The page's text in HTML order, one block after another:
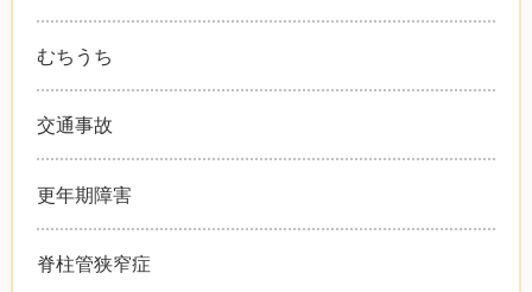
むちうち
交通事故
更年期障害
脊柱管狭窄症